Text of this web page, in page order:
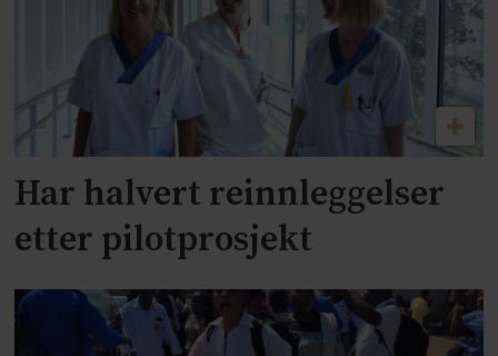
Har halvert reinnleggelser
etter pilotprosjekt